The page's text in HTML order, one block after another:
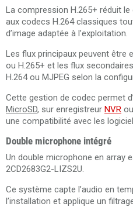
La compression H.265+ réduit
aux codecs H.264 classiques
d’image adaptée à l’exploitation.
Les flux principaux peuvent être
ou H.265+ et les flux
H.264 ou MJPEG selon la
Cette gestion de codec permet
MicroSD, sur enregistreur NVR
une compatibilité avec les
Double microphone intégré
Un double microphone en array
2CD2683G2-LIZS2U.
Ce système capte l’audio en
l’installation et applique un